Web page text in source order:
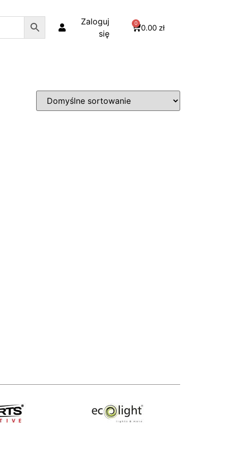
Zaloguj
się
0.00 zł
0